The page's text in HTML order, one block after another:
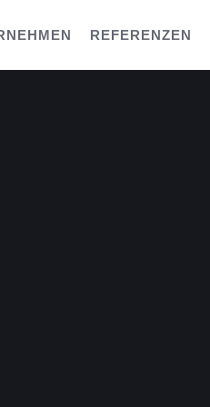
REFERENZEN